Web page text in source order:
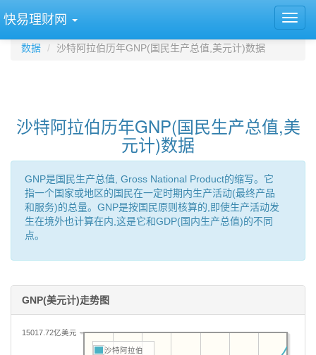
快易理财网
数据 沙特阿拉伯历年GNP(国民生产总值,美元计)数据
沙特阿拉伯历年GNP(国民生产总值,美
元计)数据
GNP是国民生产总值, Gross National Product的缩写。它
指一个国家或地区的国民在一定时期内生产活动(最终产品
和服务)的总量。GNP是按国民原则核算的,即使生产活动发
生在境外也计算在内,这是它和GDP(国内生产总值)的不同
点。
GNP(美元计)走势图
15017.72亿美元
沙特阿拉伯